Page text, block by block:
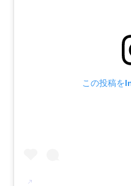
この投稿を